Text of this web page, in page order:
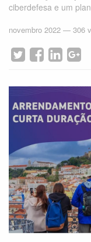
ciberdefesa e um
novembro 2022 — 306